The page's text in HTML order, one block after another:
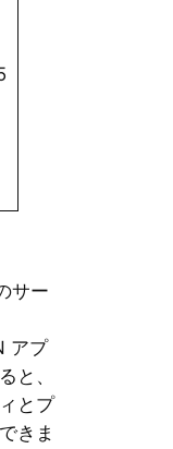
サー
アプ
と、
とプ
きま